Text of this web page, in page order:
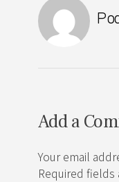
Add a
Your email
Required fields